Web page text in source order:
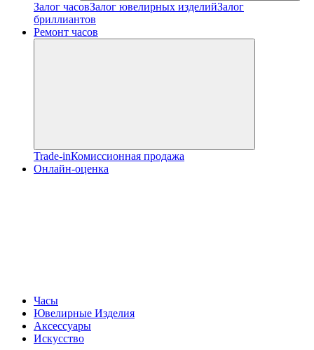
Залог часовЗалог ювелирных изделийЗалог
бриллиантов
Ремонт часов
Trade-inКомиссионная продажа
Онлайн-оценка
Часы
Ювелирные Изделия
Аксессуары
Искусство